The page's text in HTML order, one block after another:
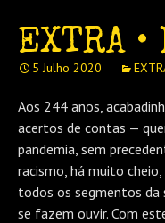
EXTRA
5 Julho 2020
Aos 244 anos,
acertos de contas —
pandemia, sem
racismo, há muito
todos os segmentos da
se fazem ouvir. Com